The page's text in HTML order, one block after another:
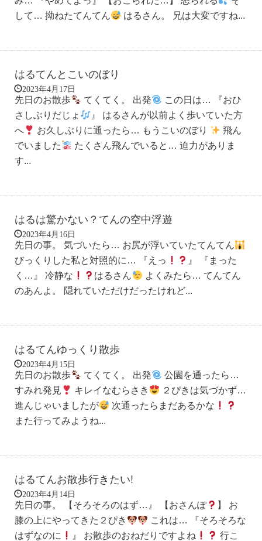
して… 拗ねたてんてん
はるさん。 兄は大変ですね...
はるてんとこいのぼり
2023年4月17日
先日のお散歩 てくてく。 出発
この日は… 『おひ
さしぶりだじょ
』 はるさんが以前よく歩いていた方
へ
お久しぶりに通ったら… もうこいのぼり
飛ん
でいました
たくさん飛んでいると… 迫力がありま
す...
はるは驚かない？てんの空中浮遊
2023年4月16日
先日の事。 気づいたら… お尻が浮いていたてんてん
びっくりした私と対照的に… 『えっ
』 『まった
く…』 冷静な
はるさん
よくみたら… てんてん
のあんよ。 隠れていただけだったけれど...
はるてんゆっくり散歩
2023年4月15日
先日のお散歩 てくてく。 出発
公園を通ったら…
すみれ発見
キレイなむらさき
２ぴきは気づかず…
進んじゃいましたが
次通ったらまだあるかな
また行ってみようね...
はるてんお散歩行きたい!
2023年4月14日
先日の事。 【そろそろのはず…』 【おさんぽ
】 お
膝の上にやってきた２ぴき
これは… 『そろそろな
はずなのに
』 お散歩のおねだりですよね
行こ